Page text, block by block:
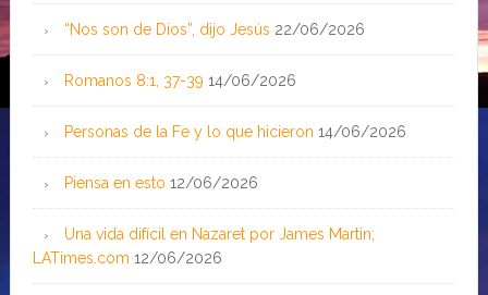
“Nos son de Dios”, dijo Jesús 22/06/2026
Romanos 8:1, 37-39 14/06/2026
Personas de la Fe y lo que hicieron 14/06/2026
Piensa en esto 12/06/2026
Una vida difícil en Nazaret por James Martin;
LATimes.com 12/06/2026